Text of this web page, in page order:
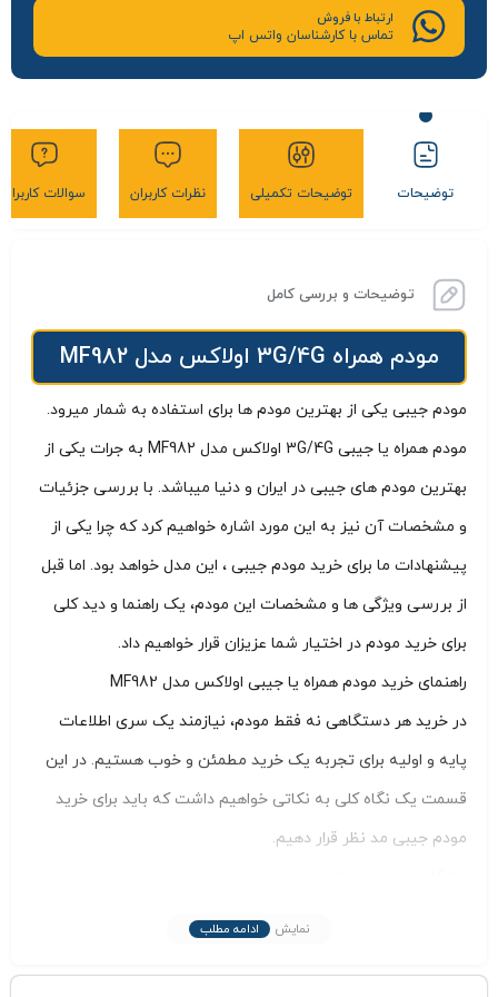
ارتباط با فروش
تماس با کارشناسان واتس اپ
توضیحات توضیحات تکمیلی نظرات کاربران سوالات کاربران
توضیحات و بررسی کامل
مودم همراه 3G/4G اولاکس مدل MF982
مودم جیبی یکی از بهترین مودم ها برای استفاده به شمار میرود.
مودم همراه یا جیبی 3G/4G اولاکس مدل MF982 به جرات یکی از
بهترین مودم های جیبی در ایران و دنیا میباشد. با بررسی جزئیات
و مشخصات آن نیز به این مورد اشاره خواهیم کرد که چرا یکی از
پیشنهادات ما برای خرید مودم جیبی ، این مدل خواهد بود. اما قبل
از بررسی ویژگی ها و مشخصات این مودم، یک راهنما و دید کلی
برای خرید مودم در اختیار شما عزیزان قرار خواهیم داد.
راهنمای خرید مودم همراه یا جیبی اولاکس مدل MF982
در خرید هر دستگاهی نه فقط مودم، نیازمند یک سری اطلاعات
پایه و اولیه برای تجربه یک خرید مطمئن و خوب هستیم. در این
قسمت یک نگاه کلی به نکاتی خواهیم داشت که باید برای خرید
مودم جیبی مد نظر قرار دهیم.
مودم اولاکس Olax مدل MF982 از جمله مودم های آنلاک به شمار
نمایش ادامه مطلب